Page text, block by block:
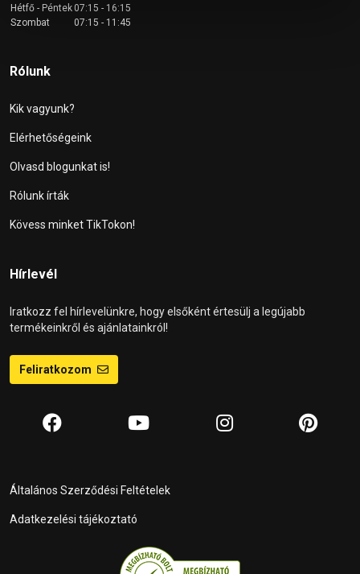
Hétfő - Péntek 07:15 - 16:15
Szombat
07:15 - 11:45
Rólunk
Kik vagyunk?
Elérhetőségeink
Olvasd blogunkat is!
Rólunk írták
Kövess minket TikTokon!
Hírlevél
Iratkozz fel hírlevelünkre, hogy elsőként értesülj a legújabb
termékeinkről és ajánlatainkról!
Feliratkozom
Általános Szerződési Feltételek
Adatkezelési tájékoztató